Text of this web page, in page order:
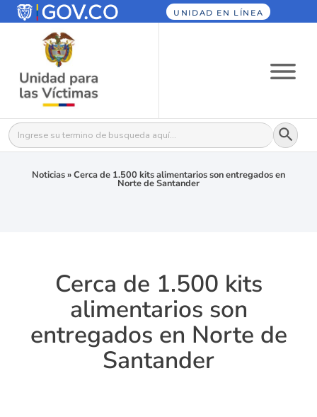
UNIDAD EN LÍNEA
Buscar: Botón
Noticias»Cerca de 1.500 kits alimentarios son entregados en
Norte de Santander
Cerca de 1.500 kits
alimentarios son
entregados en Norte de
Santander